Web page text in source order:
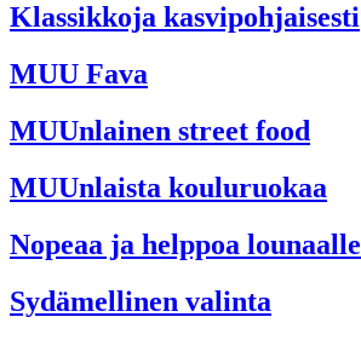
Klassikkoja kasvipohjaisesti
MUU Fava
MUUnlainen street food
MUUnlaista kouluruokaa
Nopeaa ja helppoa lounaalle
Sydämellinen valinta